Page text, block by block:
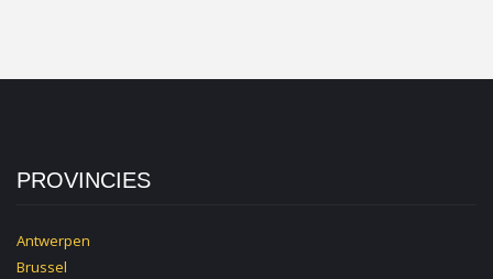
PROVINCIES
Antwerpen
Brussel